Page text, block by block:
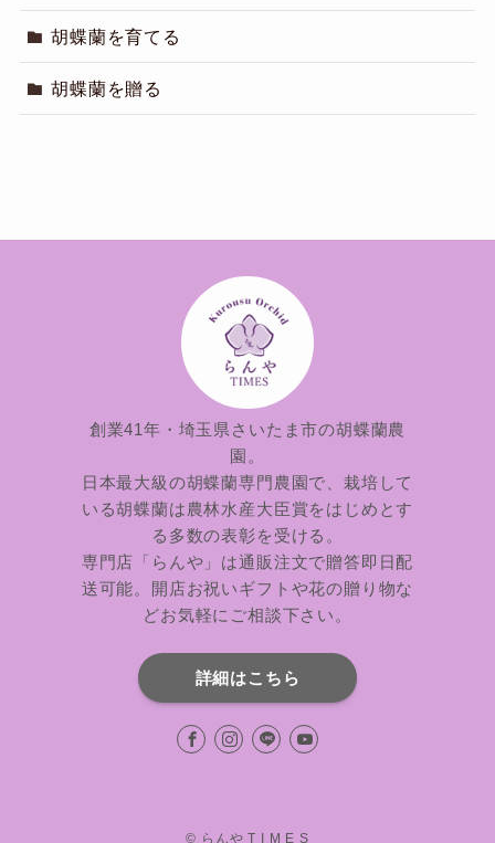
胡蝶蘭を育てる
胡蝶蘭を贈る
創業41年・埼玉県さいたま市の胡蝶蘭農
園。
日本最大級の胡蝶蘭専門農園で、栽培して
いる胡蝶蘭は農林水産大臣賞をはじめとす
る多数の表彰を受ける。
専門店「らんや」は通販注文で贈答即日配
送可能。開店お祝いギフトや花の贈り物な
どお気軽にご相談下さい。
詳細はこちら
© らんや T I M E S